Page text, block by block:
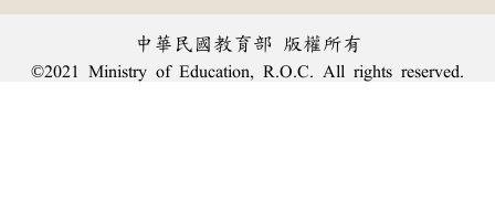
中華民國教育部 版權所有
©2021 Ministry of Education, R.O.C. All rights reserved.